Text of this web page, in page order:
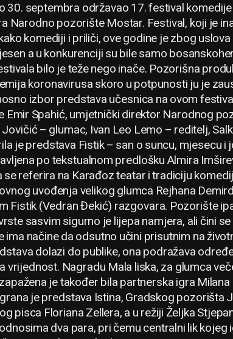
30. septembra održavao 17. festival
Narodno pozorište Mostar. Festival, koji je
komediji i priliči, ove godine je zbog
a u konkurenciji su bile samo
bilo je teže nego inače. Pozorišna
koronavirusa skoro u potpunosti ju je
izbor predstava učesnica na ovom
Emir Spahić, umjetnički direktor Narodnog
– glumac, Ivan Leo Lemo – reditelj,
je predstava Fistik – san o suncu, mjesecu i
po tekstualnom predlošku Almira
se referira na Karađoz teatar i tradiciju
uvođenja velikog glumca Rejhana
Fistik (Vedran Đekić) razgovara. Pozorište
sasvim sigurno je lijepa namjera, ali čini
načine da odsutno učini prisutnim na
dolazi do publike, ona podražava
vrijednost. Nagradu Mala liska, za glumca
je također bila partnerska igra
je predstava Istina, Gradskog pozorišta
pisca Floriana Zellera, a u režiji Željka
dva para, pri čemu centralni lik